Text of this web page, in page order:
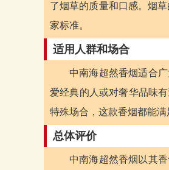
了烟草的质量和口感。烟
家标准。
适用人群和场合
中南海超然香烟适合
爱经典的人或对奢华品味
特殊场合，这款香烟都能满
总体评价
中南海超然香烟以其